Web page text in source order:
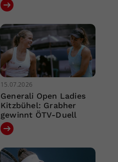
15.07.2026
Generali Open Ladies
Kitzbühel: Grabher
gewinnt ÖTV-Duell